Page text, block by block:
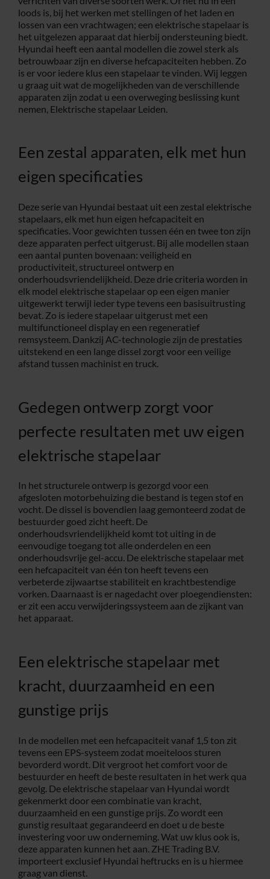
Services
Contact
loods is, bij het werken met stellingen of het laden en
lossen van een vrachtwagen; een elektrische stapelaar is
het uitgelezen apparaat dat hierbij ondersteuning biedt.
Hyundai heeft een aantal modellen die zowel sterk als
betrouwbaar zijn en diverse hefcapaciteiten hebben. Zo
is er voor iedere klus een stapelaar te vinden. Wij leggen
u graag uit wat de mogelijkheden van de verschillende
apparaten zijn zodat u een overweging beslissing kunt
nemen, Elektrische stapelaar Leiden.
Een zestal apparaten, elk met hun
eigen specificaties
Deze serie van Hyundai bestaat uit een zestal elektrische
stapelaars, elk met hun eigen hefcapaciteit en
specificaties. Voor gewichten tussen één en twee ton zijn
deze apparaten perfect uitgerust. Bij alle modellen staan
een aantal punten bovenaan: veiligheid en
productiviteit, structureel ontwerp en
onderhoudsvriendelijkheid. Deze drie criteria worden in
elk model elektrische stapelaar op een eigen manier
uitgewerkt terwijl ieder type tevens een basisuitrusting
bevat. Zo is iedere stapelaar uitgerust met een
multifunctioneel display en een regeneratief
remsysteem. Dankzij AC-technologie zijn de prestaties
uitstekend en een lange dissel zorgt voor een veilige
afstand tussen machinist en truck.
Gedegen ontwerp zorgt voor
perfecte resultaten met uw eigen
elektrische stapelaar
In het structurele ontwerp is gezorgd voor een
afgesloten motorbehuizing die bestand is tegen stof en
vocht. De dissel is bovendien laag gemonteerd zodat de
bestuurder goed zicht heeft. De
onderhoudsvriendelijkheid komt tot uiting in de
eenvoudige toegang tot alle onderdelen en een
onderhoudsvrije gel-accu. De elektrische stapelaar met
een hefcapaciteit van één ton heeft tevens een
verbeterde zijwaartse stabiliteit en krachtbestendige
vorken. Daarnaast is er nagedacht over ploegendiensten:
er zit een accu verwijderingssysteem aan de zijkant van
het apparaat.
Een elektrische stapelaar met
kracht, duurzaamheid en een
gunstige prijs
In de modellen met een hefcapaciteit vanaf 1,5 ton zit
tevens een EPS-systeem zodat moeiteloos sturen
bevorderd wordt. Dit vergroot het comfort voor de
bestuurder en heeft de beste resultaten in het werk qua
gevolg. De elektrische stapelaar van Hyundai wordt
gekenmerkt door een combinatie van kracht,
duurzaamheid en een gunstige prijs. Zo wordt een
gunstig resultaat gegarandeerd en doet u de beste
investering voor uw onderneming. Wat uw klus ook is,
deze apparaten kunnen het aan. ZHE Trading B.V.
importeert exclusief Hyundai heftrucks en is u hiermee
graag van dienst.